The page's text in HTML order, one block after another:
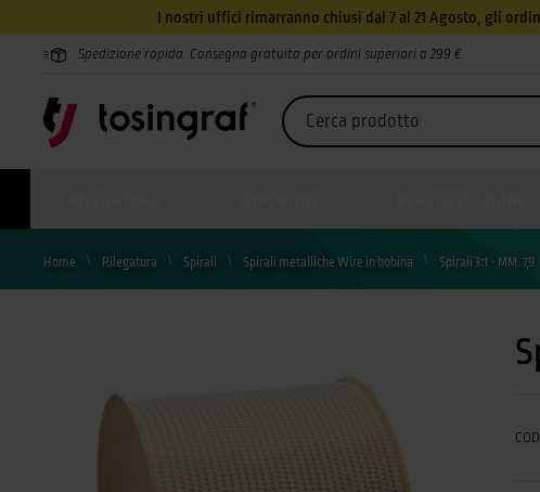
I nostri uffici rimarranno chiusi dal 7 al 21 Agosto, gli
Spedizione rapida. Consegna gratuita per ordini superiori a 299 €
Home Rilegatura Spirali Spirali metalliche Wire in bobina Spirali 3:1 - MM. 7,9